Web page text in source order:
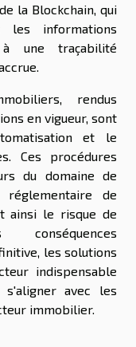
la Blockchain, qui
les informations
une traçabilité
rendus
en vigueur, sont
et le
Ces procédures
du domaine de
de
ainsi le risque de
les solutions
indispensable
avec les
immobilier.